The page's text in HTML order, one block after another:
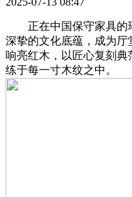
正在中国保守家具的
深挚的文化底蕴，成为
响亮红木，以匠心复刻
练于每一寸木纹之中。